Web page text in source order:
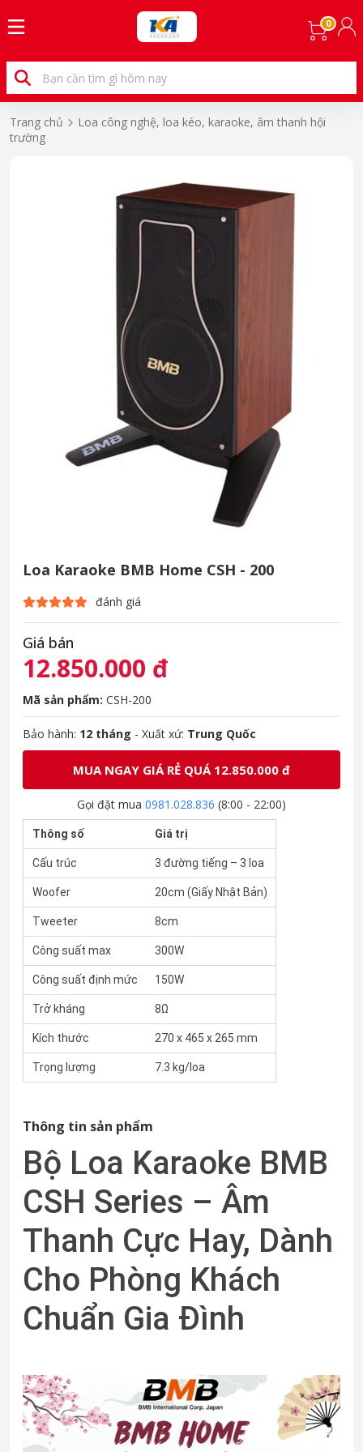
0
Trang chủ
Loa công nghệ, loa kéo, karaoke, âm thanh hội
trường
Loa Karaoke BMB Home CSH - 200
đánh giá
Giá bán
12.850.000 đ
Mã sản phẩm: CSH-200
Bảo hành: 12 tháng - Xuất xứ: Trung Quốc
MUA NGAY GIÁ RẺ QUÁ 12.850.000 đ
Gọi đặt mua 0981.028.836 (8:00 - 22:00)
Thông số Giá trị
Cấu trúc 3 đường tiếng – 3 loa
Woofer 20cm (Giấy Nhật Bản)
Tweeter 8cm
Công suất max 300W
Công suất định mức 150W
Trở kháng 8Ω
Kích thước 270 x 465 x 265 mm
Trọng lượng 7.3 kg/loa
Thông tin sản phẩm
Bộ Loa Karaoke BMB
CSH Series – Âm
Thanh Cực Hay, Dành
Cho Phòng Khách
Chuẩn Gia Đình